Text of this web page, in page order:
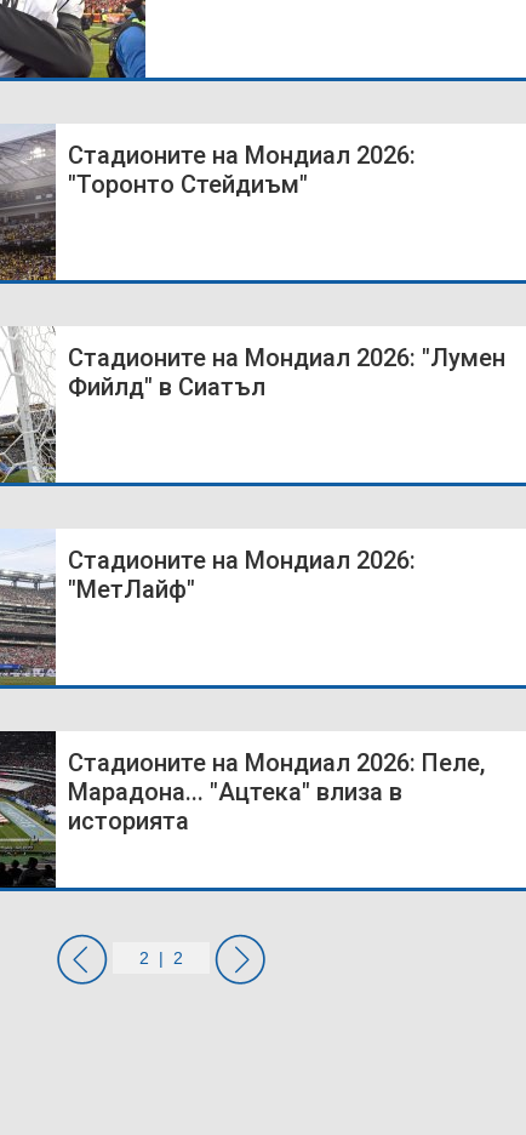
Стадионите на Мондиал 2026:
"Торонто Стейдиъм"
Стадионите на Мондиал 2026: "Лумен
Фийлд" в Сиатъл
Стадионите на Мондиал 2026:
"МетЛайф"
Стадионите на Мондиал 2026: Пеле,
Марадона... "Ацтека" влиза в
историята
сигурност, измерим с такъв от ракети
е на 90 минути от
избори могат да се